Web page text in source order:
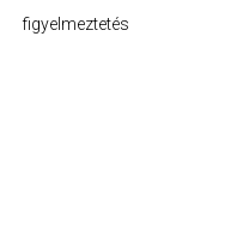
figyelmeztetés